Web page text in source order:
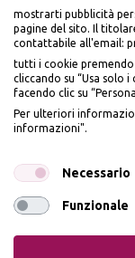
Accettiamo
PiùMe è un
mostrarti pubblicità
pagine del sito. Il
contattabile all'email:
tutti i cookie premendo
cliccando su “Usa solo
facendo clic su
Per ulteriori
informazioni".
Necessario
Funzionale
PIÙME
IL10% DI
dell’art. 13 del Reg UE 2016/679 e
promozionali. In qualsiasi momento è